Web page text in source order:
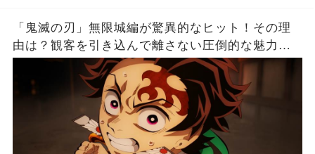
「鬼滅の刃」無限城編が驚異的なヒット！その理
由は？観客を引き込んで離さない圧倒的な魅力と